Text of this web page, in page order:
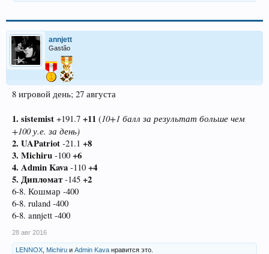
annjett
Gastão
8 игровой день; 27 августа
1. sistemist +191.7 +11 (10+1 балл за результат больше чем
+100 у.е. за день)
2. UAPatriot -21.1 +8
3. Michiru -100 +6
4. Admin Kava -110 +4
5. Дипломат-145 +2
6-8. Кошмар -400
6-8. ruland -400
6-8. annjett -400
28 авг 2016
LENNOX Michiru и Admin Kava нравится это.